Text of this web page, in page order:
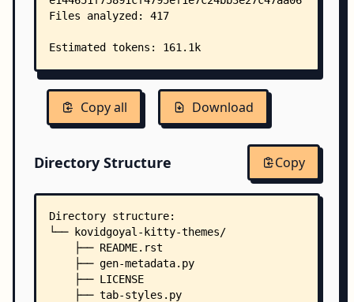
Copy all Download
Directory Structure Copy
Directory structure:
└── kovidgoyal-kitty-themes/
    ├── README.rst
    ├── gen-metadata.py
    ├── LICENSE
    ├── tab-styles.py